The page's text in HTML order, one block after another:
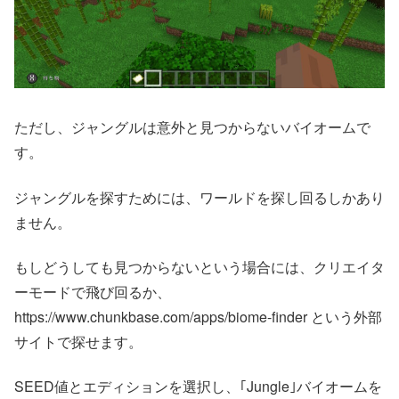
ただし、ジャングルは意外と見つからないバイオームで
す。
ジャングルを探すためには、ワールドを探し回るしかあり
ません。
もしどうしても見つからないという場合には、クリエイタ
ーモードで飛び回るか、
https://www.chunkbase.com/apps/biome-finder という外部
サイトで探せます。
SEED値とエディションを選択し、｢Jungle｣バイオームを